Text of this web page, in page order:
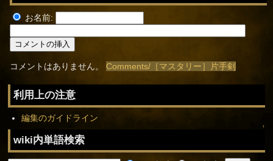
お名前:
コメントはありません。Comments/［マスタリー］片手剣
利用上の注意
編集のガイドライン
↑
wiki内単語検索